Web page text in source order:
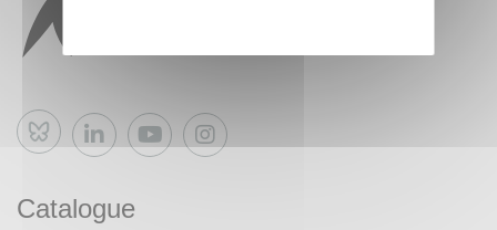
Bluesky
Catalogue